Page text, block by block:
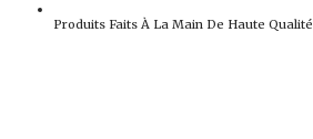
Produits Faits À La Main De Haute Qualité